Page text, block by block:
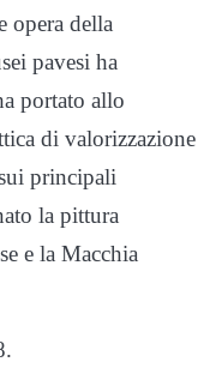
opera della
pavesi ha
portato allo
di valorizzazione
principali
la pittura
e la Macchia